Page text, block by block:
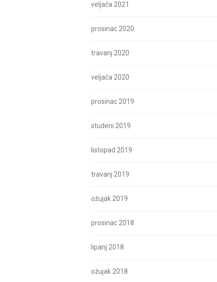
veljača 2021
prosinac 2020
travanj 2020
veljača 2020
prosinac 2019
studeni 2019
listopad 2019
travanj 2019
ožujak 2019
prosinac 2018
lipanj 2018
ožujak 2018